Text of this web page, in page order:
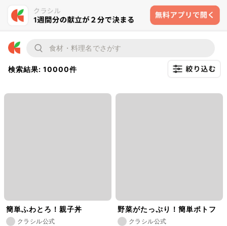
検索結果: 10000件
簡単ふわとろ！親子丼
クラシル公式
野菜がたっぷり！簡単ポトフ
クラシル公式